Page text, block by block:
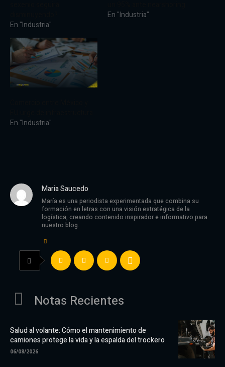
En "Industria"
En "Industria"
En "Industria"
Maria Saucedo
María es una periodista experimentada que combina su
formación en letras con una visión estratégica de la
logística, creando contenido inspirador e informativo para
nuestro blog.
Notas Recientes
Salud al volante: Cómo el mantenimiento de
camiones protege la vida y la espalda del trockero
06/08/2026